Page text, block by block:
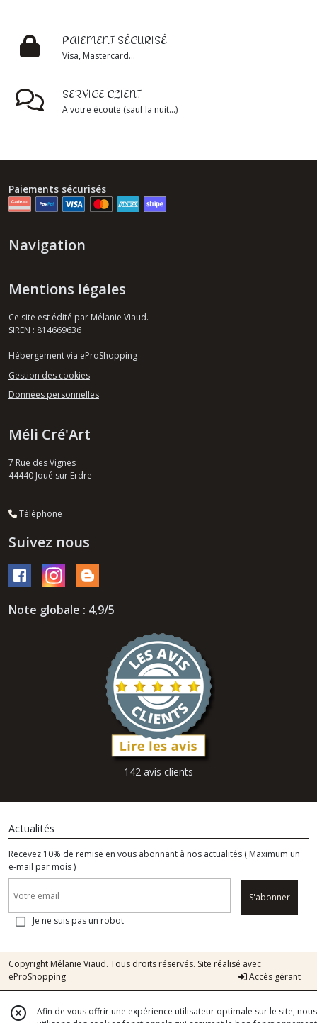
PAIEMENT SÉCURISÉ
Visa, Mastercard...
SERVICE CLIENT
A votre écoute (sauf la nuit...)
Paiements sécurisés
Navigation
Mentions légales
Ce site est édité par Mélanie Viaud.
SIREN : 814669636
Hébergement via eProShopping
Gestion des cookies
Données personnelles
Méli Cré'Art
7 Rue des Vignes
44440 Joué sur Erdre
Téléphone
Suivez nous
Note globale : 4,9/5
142 avis clients
Actualités
Recevez 10% de remise en vous abonnant à nos actualités ( Maximum un
e-mail par mois )
S'abonner
Je ne suis pas un robot
Copyright Mélanie Viaud. Tous droits réservés. Site réalisé avec
eProShopping
Accès gérant
Afin de vous offrir une expérience utilisateur optimale sur le site, nous